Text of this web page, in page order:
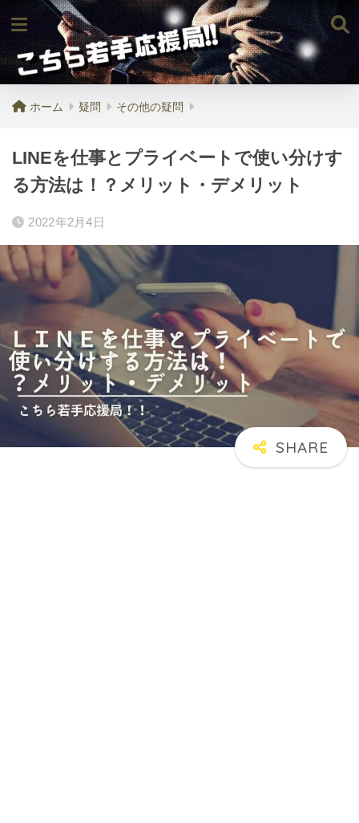
ホーム 疑問 その他の疑問
LINEを仕事とプライベートで使い分けす
る方法は！？メリット・デメリット
2022年2月4日